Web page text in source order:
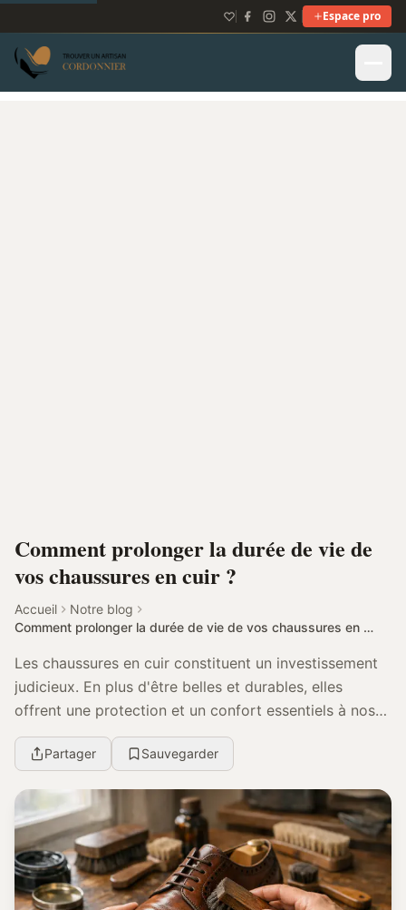
Espace pro
Comment prolonger la durée de vie de
vos chaussures en cuir ?
Accueil
Notre blog
Comment prolonger la durée de vie de vos chaussures en cuir ?
Les chaussures en cuir constituent un investissement
judicieux. En plus d'être belles et durables, elles
offrent une protection et un confort essentiels à nos
pieds. Cependant, pour prolonger la durée...
Partager Sauvegarder